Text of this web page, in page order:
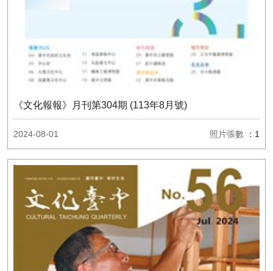
《文化報報》月刊第304期 (113年8月號)
2024-08-01 照片張數 ：1